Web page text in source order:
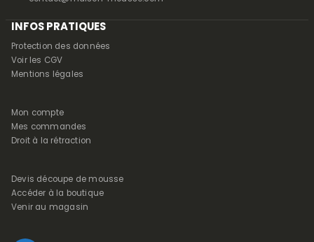
INFOS PRATIQUES
Protection des données
Voir les CGV
Mentions légales
Mon compte
Mes commandes
Droit à la rétraction
Devis découpe de mousse
Accéder à la boutique
Venir au magasin